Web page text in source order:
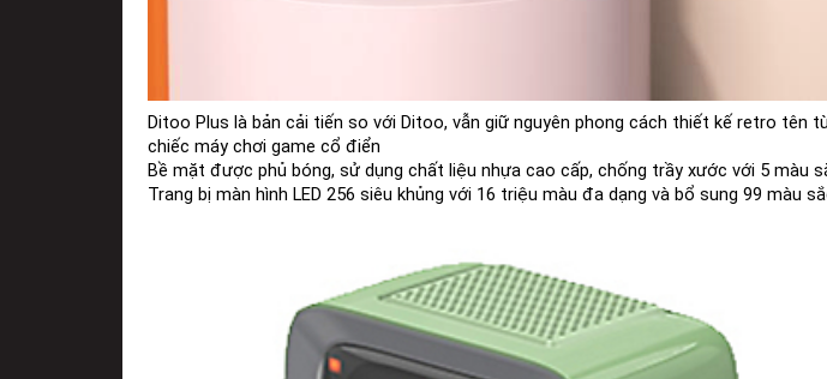
Ditoo Plus là bản cải tiến so với Ditoo, vẫn giữ nguyên phong cách thiết kế retro tên
chiếc máy chơi game cổ điển
Bề mặt được phủ bóng, sử dụng chất liệu nhựa cao cấp, chống trầy xước với 5 màu
Trang bị màn hình LED 256 siêu khủng với 16 triệu màu đa dạng và bổ sung 99 màu